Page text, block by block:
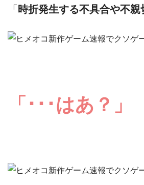
「 時折発生する不具合や不親
「･･･はあ？」